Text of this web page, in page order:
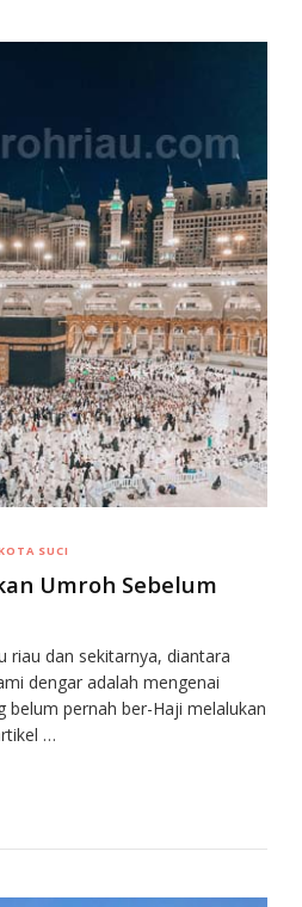
SUCI
Umroh Sebelum
riau dan sekitarnya, diantara
dengar adalah mengenai
belum pernah ber-Haji melalukan
…